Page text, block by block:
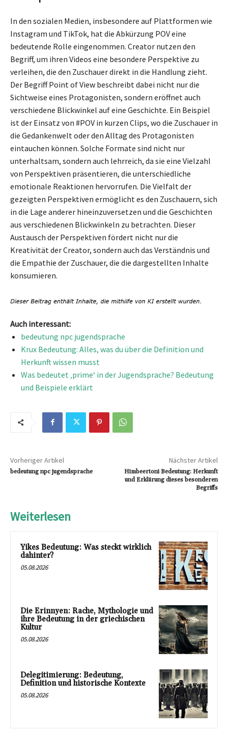
In den sozialen Medien, insbesondere auf Plattformen wie
Instagram und TikTok, hat die Abkürzung POV eine
bedeutende Rolle eingenommen. Creator nutzen den
Begriff, um ihren Videos eine besondere Perspektive zu
verleihen, die den Zuschauer direkt in die Handlung zieht.
Der Begriff Point of View beschreibt dabei nicht nur die
Sichtweise eines Protagonisten, sondern eröffnet auch
verschiedene Blickwinkel auf eine Geschichte. Ein Beispiel
ist der Einsatz von #POV in kurzen Clips, wo die Zuschauer in
die Gedankenwelt oder den Alltag des Protagonisten
eintauchen können. Solche Formate sind nicht nur
unterhaltsam, sondern auch lehrreich, da sie eine Vielzahl
von Perspektiven präsentieren, die unterschiedliche
emotionale Reaktionen hervorrufen. Die Vielfalt der
gezeigten Perspektiven ermöglicht es den Zuschauern, sich
in die Lage anderer hineinzuversetzen und die Geschichten
aus verschiedenen Blickwinkeln zu betrachten. Dieser
Austausch der Perspektiven fördert nicht nur die
Kreativität der Creator, sondern auch das Verständnis und
die Empathie der Zuschauer, die die dargestellten Inhalte
konsumieren.
Auch interessant:
bedeutung npc jugendsprache
Krux Bedeutung: Alles, was du über die Definition und
Herkunft wissen musst
Was bedeutet ‚prime‘ in der Jugendsprache? Bedeutung
und Beispiele erklärt
Vorheriger Artikel
bedeutung npc jugendsprache
Nächster Artikel
Himbeertoni Bedeutung: Herkunft
und Erklärung dieses besonderen
Begriffs
Weiterlesen
Yikes Bedeutung: Was steckt wirklich
dahinter?
05.08.2026
Die Erinnyen: Rache, Mythologie und
ihre Bedeutung in der griechischen
Kultur
05.08.2026
Delegitimierung: Bedeutung,
Definition und historische Kontexte
05.08.2026